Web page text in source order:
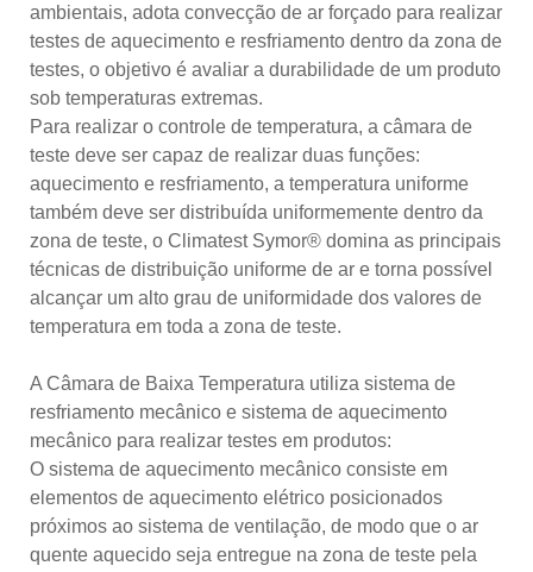
ambientais, adota convecção de ar forçado para realizar
testes de aquecimento e resfriamento dentro da zona de
testes, o objetivo é avaliar a durabilidade de um produto
sob temperaturas extremas.
Para realizar o controle de temperatura, a câmara de
teste deve ser capaz de realizar duas funções:
aquecimento e resfriamento, a temperatura uniforme
também deve ser distribuída uniformemente dentro da
zona de teste, o Climatest Symor® domina as principais
técnicas de distribuição uniforme de ar e torna possível
alcançar um alto grau de uniformidade dos valores de
temperatura em toda a zona de teste.
A Câmara de Baixa Temperatura utiliza sistema de
resfriamento mecânico e sistema de aquecimento
mecânico para realizar testes em produtos:
O sistema de aquecimento mecânico consiste em
elementos de aquecimento elétrico posicionados
próximos ao sistema de ventilação, de modo que o ar
quente aquecido seja entregue na zona de teste pela